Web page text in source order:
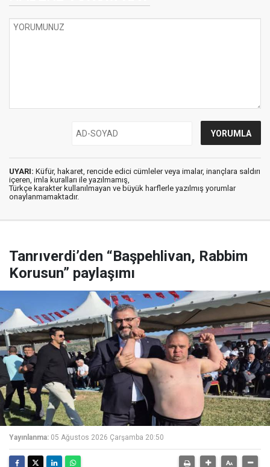
UYARI: Küfür, hakaret, rencide edici cümleler veya imalar, inançlara saldırı
içeren, imla kuralları ile yazılmamış,
Türkçe karakter kullanılmayan ve büyük harflerle yazılmış yorumlar
onaylanmamaktadır.
Tanrıverdi’den “Başpehlivan, Rabbim
Korusun” paylaşımı
Yayınlanma: 05 Ağustos 2026 Çarşamba 20:50